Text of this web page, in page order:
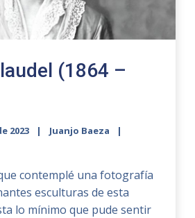
(1864 –
2023
Juanjo Baeza
contemplé una fotografía
esculturas de esta
lo mínimo que pude sentir